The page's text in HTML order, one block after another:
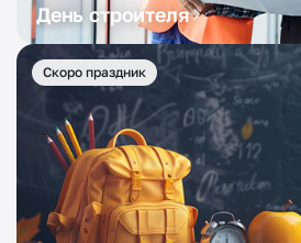
День строителя
Скоро праздник